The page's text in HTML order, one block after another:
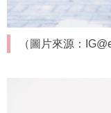
（圖片來源：